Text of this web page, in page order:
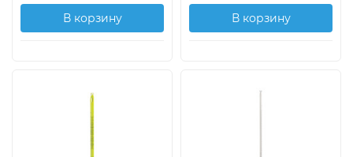
В корзину В корзину